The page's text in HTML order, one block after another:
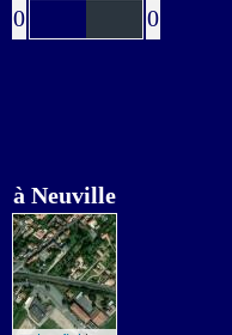
0
0
à Neuville